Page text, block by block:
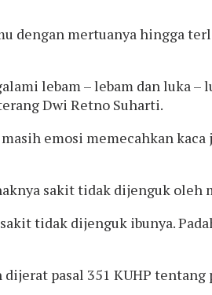
dengan mertuanya hingga
lebam – lebam dan luka
Dwi Retno Suharti.
emosi memecahkan
sakit tidak dijenguk oleh
tidak dijenguk ibunya.
pasal 351 KUHP